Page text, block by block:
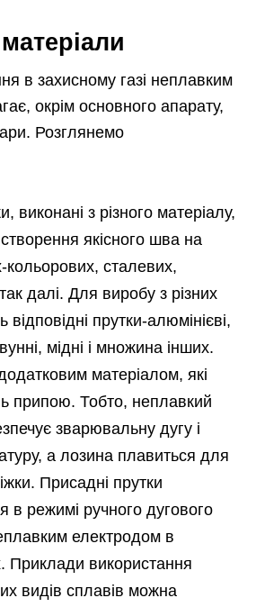
в захисному газі неплавким
окрім основного апарату,
Розглянемо
виконані з різного матеріалу,
якісного шва на
кольорових, сталевих,
далі. Для виробу з різних
відповідні прутки-алюмінієві,
мідні і множина інших.
матеріалом, які
припою. Тобто, неплавкий
зварювальну дугу і
а лозина плавиться для
Присадні прутки
в режимі ручного дугового
електродом в
Приклади використання
видів сплавів можна